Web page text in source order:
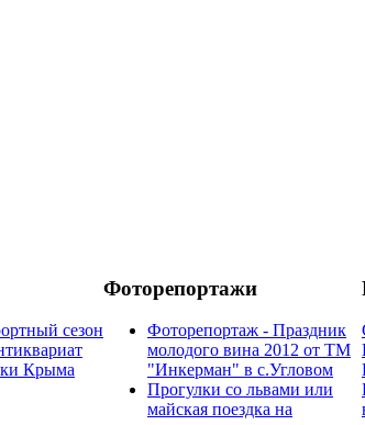
сезон
Крыма
Фоторепортажи
Фоторепортаж - Праздник
молодого вина 2012 от ТМ
"Инкерман" в с.Угловом
Прогулки cо львами или
майская поездка на